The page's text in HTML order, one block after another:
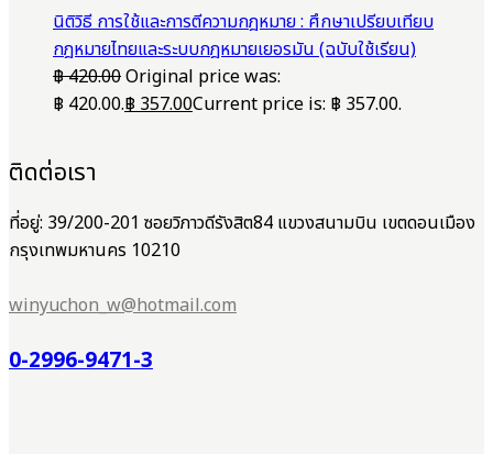
นิติวิธี การใช้และการตีความกฎหมาย : ศึกษาเปรียบเทียบ
กฎหมายไทยและระบบกฎหมายเยอรมัน (ฉบับใช้เรียน)
฿420.00Original price was:
฿ 420.00.฿357.00Current price is: ฿ 357.00.
ติดต่อเรา
ที่อยู่: 39/200-201 ซอยวิภาวดีรังสิต84 แขวงสนามบิน เขตดอนเมือง
กรุงเทพมหานคร 10210
winyuchon_w@hotmail.com
0-2996-9471-3